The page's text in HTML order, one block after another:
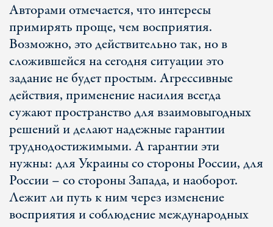
Авторами отмечается, что интересы
примирять проще, чем восприятия.
Возможно, это действительно так, но в
сложившейся на сегодня ситуации это
задание не будет простым. Агрессивные
действия, применение насилия всегда
сужают пространство для взаимовыгодных
решений и делают надежные гарантии
труднодостижимыми. А гарантии эти
нужны: для Украины со стороны России, для
России – со стороны Запада, и наоборот.
Лежит ли путь к ним через изменение
восприятия и соблюдение международных